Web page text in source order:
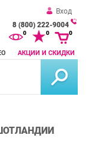
Вход
8 (800) 222-9004
АКЦИИ И СКИДКИ
0 0 0